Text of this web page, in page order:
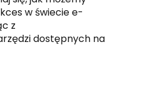
w świecie e-
z
dostępnych na